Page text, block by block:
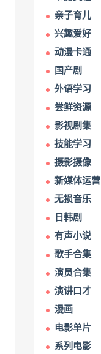
亲子育儿
兴趣爱好
动漫卡通
国产剧
外语学习
尝鲜资源
影视剧集
技能学习
摄影摄像
新媒体运营
无损音乐
日韩剧
有声小说
歌手合集
演员合集
演讲口才
漫画
电影单片
系列电影